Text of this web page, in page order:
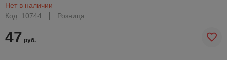
Нет в наличии
Код: 10744
Розница
47 руб.